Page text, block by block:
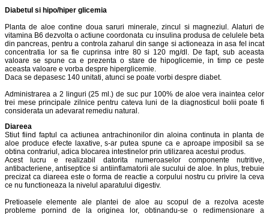
Diabetul si hipo/hiper glicemia
Planta de aloe contine doua saruri minerale, zincul si magneziul. Alaturi de
vitamina B6 dezvolta o actiune coordonata cu insulina produsa de celulele beta
din pancreas, pentru a controla zaharul din sange si actioneaza in asa fel incat
concentratia lor sa fie cuprinsa intre 80 si 120 mg/dl. De fapt, sub aceasta
valoare se spune ca e prezenta o stare de hipoglicemie, in timp ce peste
aceasta valoare e vorba despre hiperglicemie.
Daca se depasesc 140 unitati, atunci se poate vorbi despre diabet.
Administrarea a 2 linguri (25 ml.) de suc pur 100% de aloe vera inaintea celor
trei mese principale zilnice pentru cateva luni de la diagnosticul bolii poate fi
considerata un adevarat remediu natural.
Diareea
Stiut fiind faptul ca actiunea antrachinonilor din aloina continuta in planta de
aloe produce efecte laxative, s-ar putea spune ca e aproape imposibil sa se
obtina contrariul, adica blocarea intestinelor prin utilizarea acestui produs.
Acest lucru e realizabil datorita numeroaselor componente nutritive,
antibacteriene, antiseptice si antiinflamatorii ale sucului de aloe. In plus, trebuie
precizat ca diareea este o forma de reactie a corpului nostru cu privire la ceva
ce nu functioneaza la nivelul aparatului digestiv.
Pretioasele elemente ale plantei de aloe au scopul de a rezolva aceste
probleme pornind de la originea lor, obtinandu-se o redimensionare a